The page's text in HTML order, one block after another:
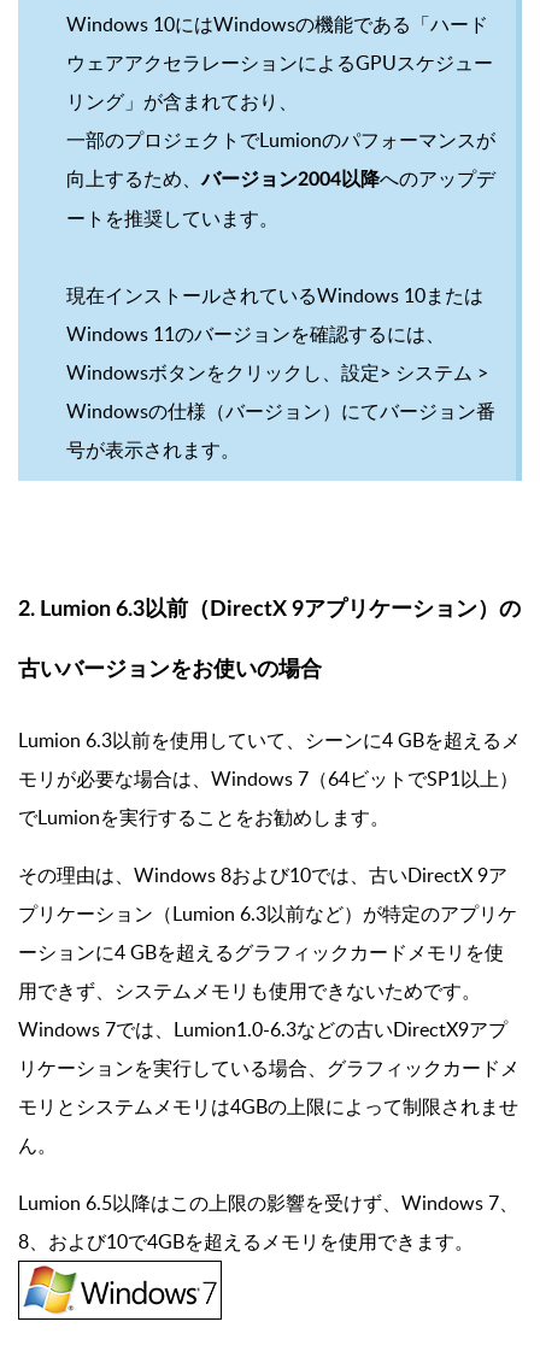
Windows 10にはWindowsの機能である「ハード
ウェアアクセラレーションによるGPUスケジュー
リング」が含まれており、
一部のプロジェクトでLumionのパフォーマンスが
向上するため、バージョン2004以降へのアップデ
ートを推奨しています。
現在インストールされているWindows 10または
Windows 11のバージョンを確認するには、
Windowsボタンをクリックし、設定> システム >
Windowsの仕様（バージョン）にてバージョン番
号が表示されます。
2. Lumion 6.3以前（DirectX 9アプリケーション）の
古いバージョンをお使いの場合
Lumion 6.3以前を使用していて、シーンに4 GBを超えるメ
モリが必要な場合は、Windows 7（64ビットでSP1以上）
でLumionを実行することをお勧めします。
その理由は、Windows 8および10では、古いDirectX 9ア
プリケーション（Lumion 6.3以前など）が特定のアプリケ
ーションに4 GBを超えるグラフィックカードメモリを使
用できず、システムメモリも使用できないためです。
Windows 7では、Lumion1.0-6.3などの古いDirectX9アプ
リケーションを実行している場合、グラフィックカードメ
モリとシステムメモリは4GBの上限によって制限されませ
ん。
Lumion 6.5以降はこの上限の影響を受けず、Windows 7、
8、および10で4GBを超えるメモリを使用できます。